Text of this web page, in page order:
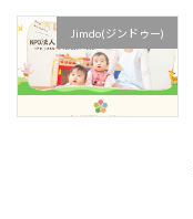
Jimdo(ジンドゥー)